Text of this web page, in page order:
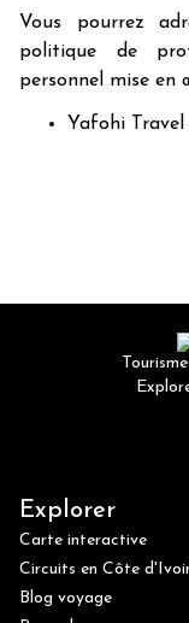
Vous pourrez
politique de
personnel mise en
Yafohi
Explorer
Carte interactive
Circuits en Côte
Blog voyage